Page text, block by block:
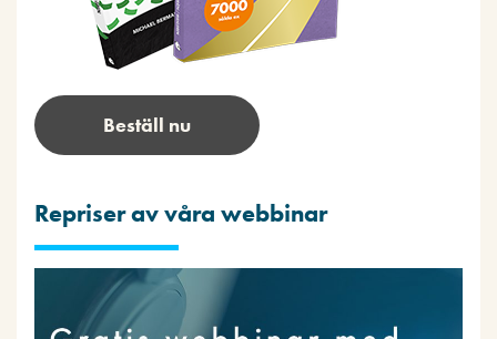
Beställ nu
Repriser av våra webbinar